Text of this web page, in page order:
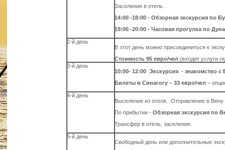
Заселение в отель.
14:00 -18:00 - Обзорная экскурсия по
19:00 -20:00 - Часовая прогулка по
2-й день
В этот день можно присоединиться к
Стоимость 95 евро/чел (входит услуги
3-й день
10:00- 12:00 Экскурсия - знакомство
Билеты в Синагогу – 33 евро/чел –
4-й день
Выселение из отеля. Отправление в Вену.
По прибытии -Обзорная экскурсия по
Трансфер в отель, заселение.
5-й день
Свободный день или дополнительные